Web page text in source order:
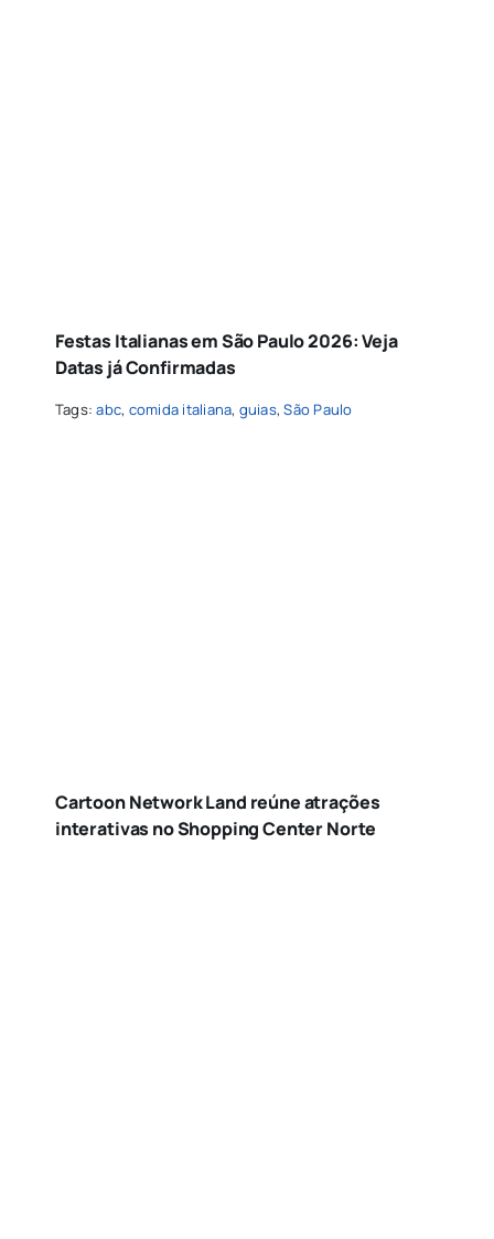
Festas Italianas em São Paulo 2026: Veja
Datas já Confirmadas
Tags:abc, comida italiana, guias,São Paulo
Cartoon Network Land reúne atrações
interativas no Shopping Center Norte